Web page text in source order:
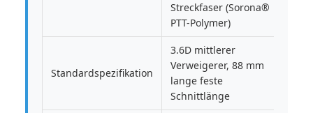
Streckfaser (Sorona®
PTT-Polymer)
Standardspezifikation
3.6D mittlerer
Verweigerer, 88 mm
lange feste
Schnittlänge